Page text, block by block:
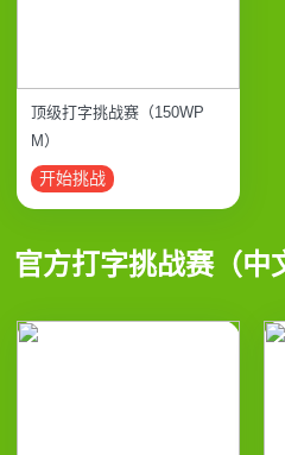
顶级打字挑战赛（150WP
M）
开始挑战
官方打字挑战赛（中